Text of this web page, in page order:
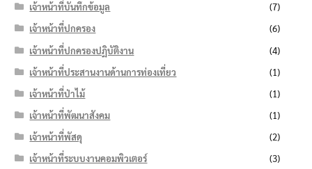
เจ้าหน้าที่บันทึกข้อมูล
(7)
เจ้าหน้าที่ปกครอง
(6)
เจ้าหน้าที่ปกครองปฏิบัติงาน
(4)
เจ้าหน้าที่ประสานงานด้านการท่องเที่ยว
(1)
เจ้าหน้าที่ป่าไม้
(1)
เจ้าหน้าที่พัฒนาสังคม
(1)
เจ้าหน้าที่พัสดุ
(2)
เจ้าหน้าที่ระบบงานคอมพิวเตอร์
(3)